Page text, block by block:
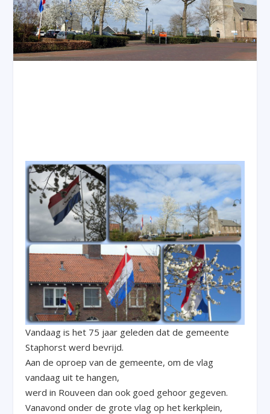
Vandaag is het 75 jaar geleden dat de gemeente
Staphorst werd bevrijd.
Aan de oproep van de gemeente, om de vlag
vandaag uit te hangen,
werd in Rouveen dan ook goed gehoor gegeven.
Vanavond onder de grote vlag op het kerkplein,